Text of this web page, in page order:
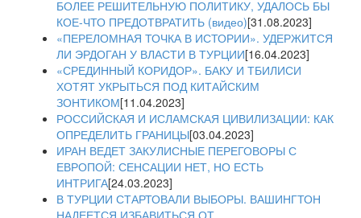
БОЛЕЕ РЕШИТЕЛЬНУЮ ПОЛИТИКУ, УДАЛОСЬ БЫ
КОЕ-ЧТО ПРЕДОТВРАТИТЬ (видео)[31.08.2023]
«ПЕРЕЛОМНАЯ ТОЧКА В ИСТОРИИ». УДЕРЖИТСЯ
ЛИ ЭРДОГАН У ВЛАСТИ В ТУРЦИИ[16.04.2023]
«СРЕДИННЫЙ КОРИДОР». БАКУ И ТБИЛИСИ
ХОТЯТ УКРЫТЬСЯ ПОД КИТАЙСКИМ
ЗОНТИКОМ[11.04.2023]
РОССИЙСКАЯ И ИСЛАМСКАЯ ЦИВИЛИЗАЦИИ: КАК
ОПРЕДЕЛИТЬ ГРАНИЦЫ[03.04.2023]
ИРАН ВЕДЕТ ЗАКУЛИСНЫЕ ПЕРЕГОВОРЫ С
ЕВРОПОЙ: СЕНСАЦИИ НЕТ, НО ЕСТЬ
ИНТРИГА[24.03.2023]
В ТУРЦИИ СТАРТОВАЛИ ВЫБОРЫ. ВАШИНГТОН